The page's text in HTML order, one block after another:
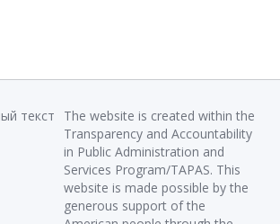
The website is created within the
Transparency and Accountability
in Public Administration and
Services Program/TAPAS. This
website is made possible by the
generous support of the